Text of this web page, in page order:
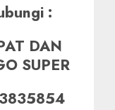
:
DAN
SUPER